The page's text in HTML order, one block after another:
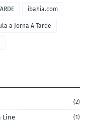
ibahia.com
a Jorna A Tarde
(2)
Line (1)